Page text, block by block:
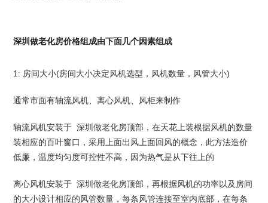
深圳做老化房价格组成由下面几个因素组成
1: 房间大小(房间大小决定风机选型，风机数量，风管大小)
通常市面有轴流风机、离心风机、风柜来制作
轴流风机安装于 深圳做老化房顶部，在天花上装根据风机的数量
装相应的百叶窗口，采用上面出风上面回风的概念，此方法造价
低廉，温度均匀度可控性不高，因为热气是从下往上的
离心风机安装于 深圳做老化房顶部，再根据风机的功率以及房间
的大小设计相应的风管数量，每条风管连接至室内底部，在每条